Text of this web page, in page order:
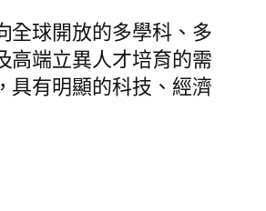
全球開放的多學科、多
高端立異人才培育的需
具有明顯的科技、經濟